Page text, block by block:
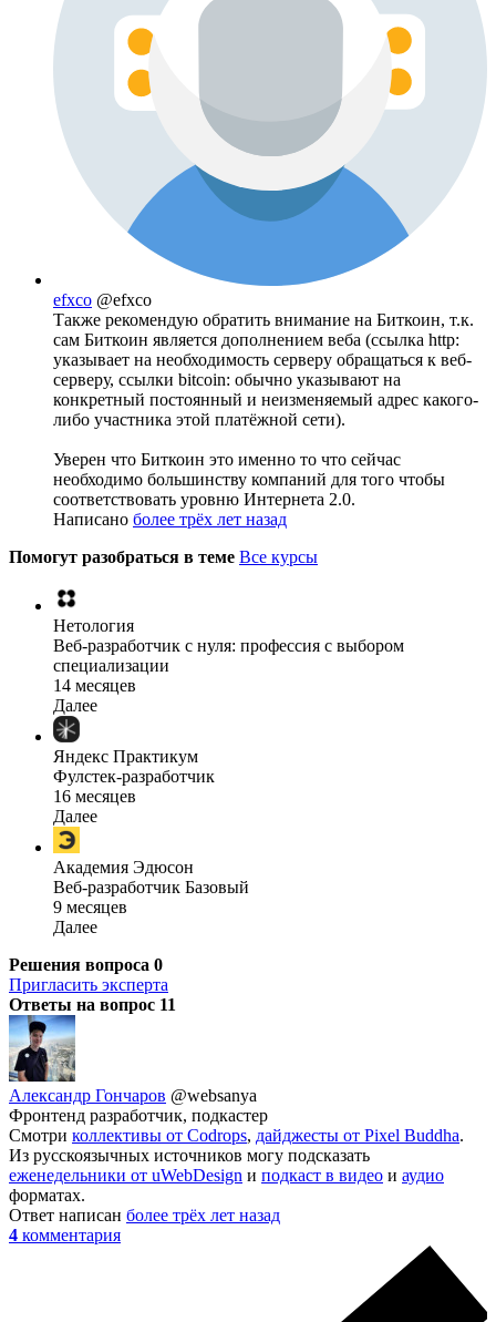
efxco @efxco
Также рекомендую обратить внимание на Биткоин, т.к.
сам Биткоин является дополнением веба (ссылка http:
указывает на необходимость серверу обращаться к веб-
серверу, ссылки bitcoin: обычно указывают на
конкретный постоянный и неизменяемый адрес какого-
либо участника этой платёжной сети).
Уверен что Биткоин это именно то что сейчас
необходимо большинству компаний для того чтобы
соответствовать уровню Интернета 2.0.
Написано более трёх лет назад
Помогут разобраться в теме Все курсы
Нетология
Веб-разработчик с нуля: профессия с выбором
специализации
14 месяцев
Далее
Яндекс Практикум
Фулстек-разработчик
16 месяцев
Далее
Академия Эдюсон
Веб-разработчик Базовый
9 месяцев
Далее
Решения вопроса 0
Пригласить эксперта
Ответы на вопрос 11
Александр Гончаров @websanya
Фронтенд разработчик, подкастер
Смотри коллективы от Codrops, дайджесты от Pixel Buddha.
Из русскоязычных источников могу подсказать
еженедельники от uWebDesign и подкаст в видео и аудио
форматах.
Ответ написан более трёх лет назад
4 комментария